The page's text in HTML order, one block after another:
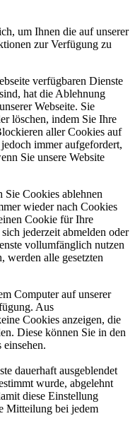
um Ihnen die auf unserer
zur Verfügung zu
verfügbaren Dienste
hat die Ablehnung
Webseite. Sie
löschen, indem Sie Ihre
aller Cookies auf
immer aufgefordert,
Sie unsere Website
Sie Cookies ablehnen
wieder nach Cookies
Cookie für Ihre
jederzeit abmelden oder
vollumfänglich nutzen
werden alle gesetzten
Computer auf unserer
Aus
Cookies anzeigen, die
Diese können Sie in den
dauerhaft ausgeblendet
wurde, abgelehnt
diese Einstellung
Mitteilung bei jedem